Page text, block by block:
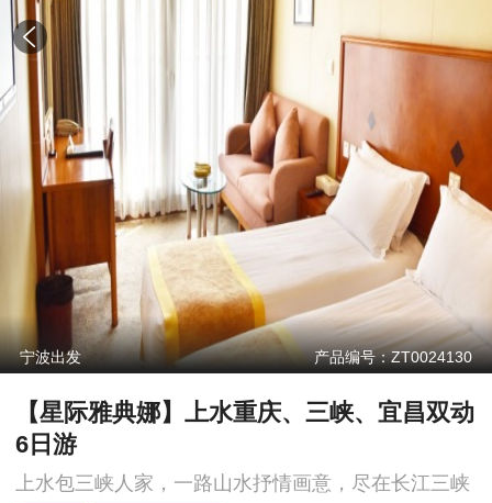
宁波出发 产品编号：ZT0024130
【星际雅典娜】上水重庆、三峡、宜昌双动
6日游
上水包三峡人家，一路山水抒情画意，尽在长江三峡